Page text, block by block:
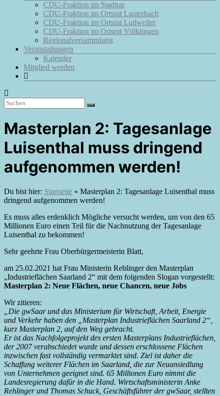
CDU-Fraktion im Stadtrat
CDU-Fraktion im Ortsrat Lauterbach
CDU-Fraktion im Ortsrat Ludweiler
CDU-Fraktion im Ortsrat Völklingen
Regionalversammlung
Veranstaltungen
Kalender
Mitglied werden
Masterplan 2: Tagesanlage
Luisenthal muss dringend
aufgenommen werden!
Du bist hier: Startseite » Masterplan 2: Tagesanlage Luisenthal muss
dringend aufgenommen werden!
Es muss alles erdenklich Mögliche versucht werden, um von den 65
Millionen Euro einen Teil für die Nachnutzung der Tagesanlage
Luisenthal zu bekommen!
Sehr geehrte Frau Oberbürgermeisterin Blatt,
am 25.02.2021 hat Frau Ministerin Rehlinger den Masterplan
„Industrieflächen Saarland 2“ mit dem folgenden Slogan vorgestellt:
Masterplan 2: Neue Flächen, neue Chancen, neue Jobs
Wir zitieren:
„Die gwSaar und das Ministerium für Wirtschaft, Arbeit, Energie
und Verkehr haben den „Masterplan Industrieflächen Saarland 2“,
kurz Masterplan 2, auf den Weg gebracht.
Er ist das Nachfolgeprojekt des ersten Masterplans Industrieflächen,
der 2007 verabschiedet wurde und dessen erschlossene Flächen
inzwischen fast vollständig vermarktet sind. Ziel ist daher die
Schaffung weiterer Flächen im Saarland, die zur Neuansiedlung
von Unternehmen geeignet sind. 65 Millionen Euro nimmt die
Landesregierung dafür in die Hand. Wirtschaftsministerin Anke
Rehlinger und Thomas Schuck, Geschäftsführer der gwSaar, stellten